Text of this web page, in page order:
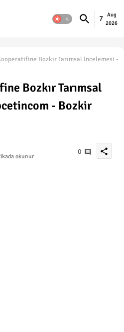
7
Aug
2026
Bozkır Tarımsal İncelemesi -
Bozkır Tarımsal
- Bozkir
okunur
0 share